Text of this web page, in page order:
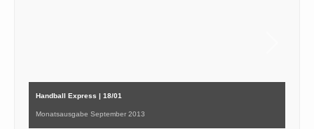
Handball Express | 18/01
Monatsausgabe September 2013